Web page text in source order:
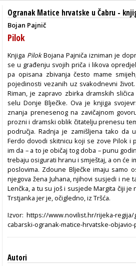
Ogranak Matice hrvatske u Čabru -
Bojan Pajnič
Pilok
Knjiga PilokBojana Pajniča izniman je
se u građenju svojih priča i likova
pa opisana zbivanja često mame
pojedinosti vezanih uz svakodnevni
Riman, je zapravo zbirka dramskih
selu Donje Blječke. Ova je knjiga
znanja prenesenog na zavičajnom
prozni i dramski oblik čitatelju prenesu
područja. Radnja je zamišljena tako da
Ferdo dovodi skitnicu koji se zove Pilok i
im da – a to je običaj tog doba – punu
trebaju osigurati hranu i smještaj, a on će
poslovima. Zdoune Blječke imaju samo
njegova žena Juhana, njihovi susjedi i ne
Lenčka, a tu su još i susjede Margita čiji
Trstjanka jer je, očigledno, iz Tršća.
Izvor: https://www.novilist.hr/rijeka-
cabarski-ogranak-matice-hrvatske-
Autori